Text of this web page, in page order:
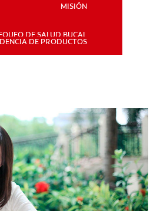
PARA PROFESIONALES
DÓNDE COMPRAR
UY (ES)
MISIÓN
DE SALUD BUCAL
DE PRODUCTOS